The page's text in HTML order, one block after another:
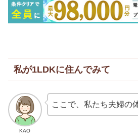
私が1LDKに住んでみて
KAO
ここで、私たち夫婦の